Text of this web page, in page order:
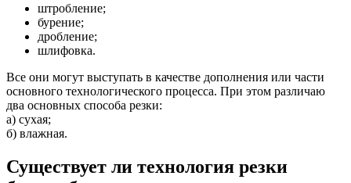
штробление;
бурение;
дробление;
шлифовка.
Все они могут выступать в качестве дополнения или части
основного технологического процесса. При этом различаю
два основных способа резки:
а) сухая;
б) влажная.
Существует ли технология резки